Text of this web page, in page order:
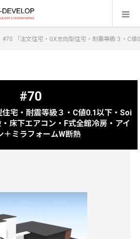
【株式会社エーワンディヴェロップ】
#70 「注文住宅・GX志向型住宅・耐震等級３・C
#70
宅・耐震等級３・C値0.1以下・Soi
床下エアコン・F式全館冷房・アイ
＋ミラフォームW断熱